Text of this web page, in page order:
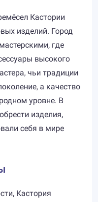
Кастории
изделий. Город
где
высокого
чьи традиции
а качество
уровне. В
изделия,
себя в мире
Кастория